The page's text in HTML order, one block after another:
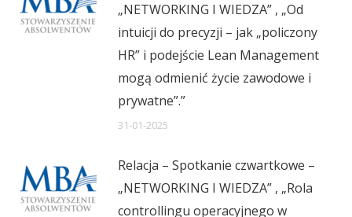
„NETWORKING I WIEDZA” , „Od
intuicji do precyzji – jak „policzony
HR” i podejście Lean Management
mogą odmienić życie zawodowe i
prywatne”.”
31-01-2025
Relacja – Spotkanie czwartkowe –
„NETWORKING I WIEDZA” , „Rola
controllingu operacyjnego w